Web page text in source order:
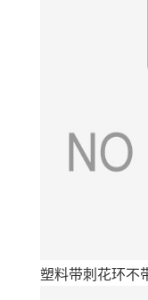
塑料带刺花环不